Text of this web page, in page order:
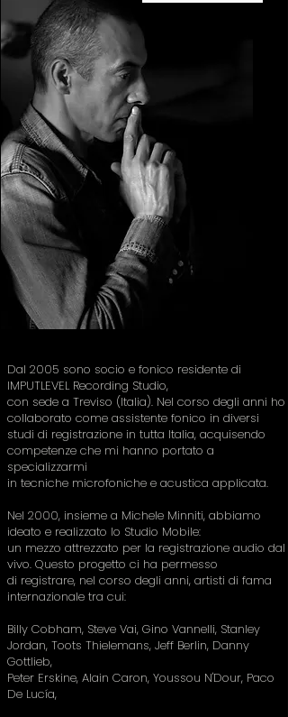
Dal 2005 sono socio e fonico residente di
IMPUTLEVEL Recording Studio,
con sede a Treviso (Italia). Nel corso degli anni ho
collaborato come assistente fonico in diversi
studi di registrazione in tutta Italia, acquisendo
competenze che mi hanno portato a
specializzarmi
in tecniche microfoniche e acustica applicata.
Nel 2000, insieme a Michele Minniti, abbiamo
ideato e realizzato lo Studio Mobile:
un mezzo attrezzato per la registrazione audio dal
vivo. Questo progetto ci ha permesso
di registrare, nel corso degli anni, artisti di fama
internazionale tra cui:
Billy Cobham, Steve Vai, Gino Vannelli, Stanley
Jordan, Toots Thielemans, Jeff Berlin, Danny
Gottlieb,
Peter Erskine, Alain Caron, Youssou N'Dour, Paco
De Lucía,